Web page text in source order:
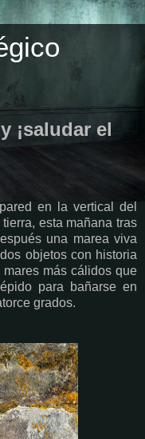
¡saludar el
en la vertical del
esta mañana tras
una marea viva
objetos con historia
más cálidos que
para bañarse en
grados.